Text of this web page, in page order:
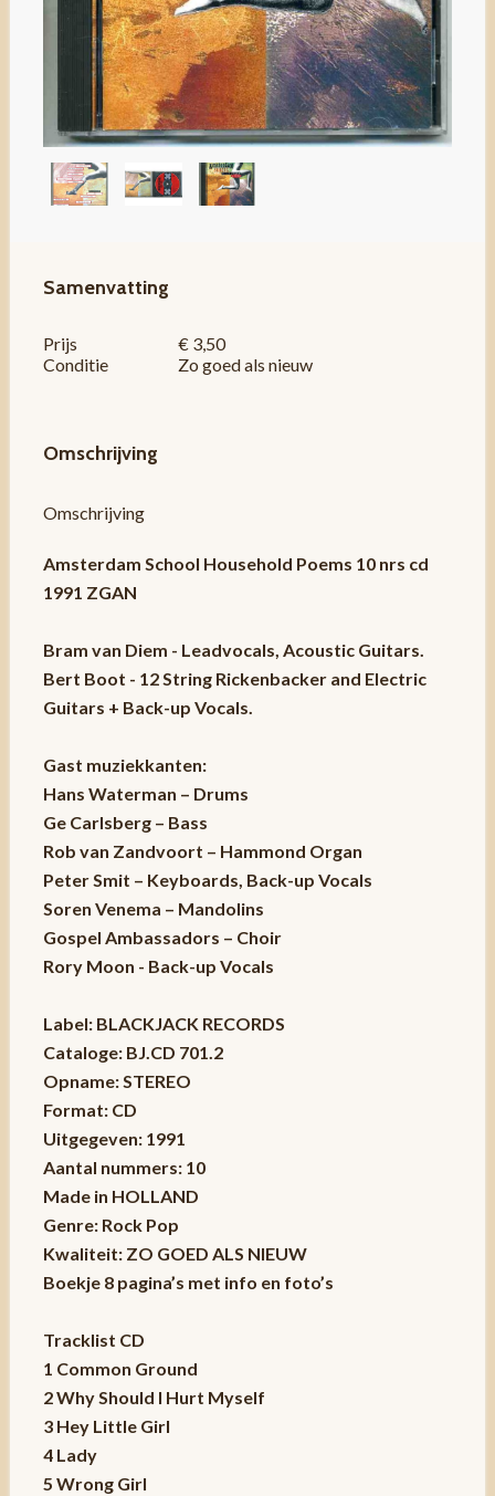
Samenvatting
Prijs
€ 3,50
Conditie
Zo goed als nieuw
Omschrijving
Omschrijving
Amsterdam School Household Poems 10 nrs cd
1991 ZGAN
Bram van Diem - Leadvocals, Acoustic Guitars.
Bert Boot - 12 String Rickenbacker and Electric
Guitars + Back-up Vocals.
Gast muziekkanten:
Hans Waterman – Drums
Ge Carlsberg – Bass
Rob van Zandvoort – Hammond Organ
Peter Smit – Keyboards, Back-up Vocals
Soren Venema – Mandolins
Gospel Ambassadors – Choir
Rory Moon - Back-up Vocals
Label: BLACKJACK RECORDS
Cataloge: BJ.CD 701.2
Opname: STEREO
Format: CD
Uitgegeven: 1991
Aantal nummers: 10
Made in HOLLAND
Genre: Rock Pop
Kwaliteit: ZO GOED ALS NIEUW
Boekje 8 pagina’s met info en foto’s
Tracklist CD
1 Common Ground
2 Why Should I Hurt Myself
3 Hey Little Girl
4 Lady
5 Wrong Girl